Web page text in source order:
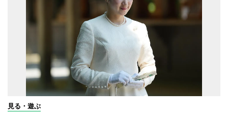
見る・遊ぶ